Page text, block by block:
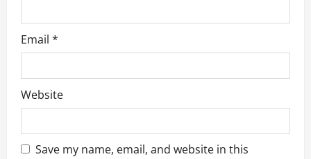
Email *
Website
Save my name, email, and website in this